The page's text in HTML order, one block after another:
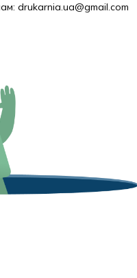
drukarnia.ua@gmail.com